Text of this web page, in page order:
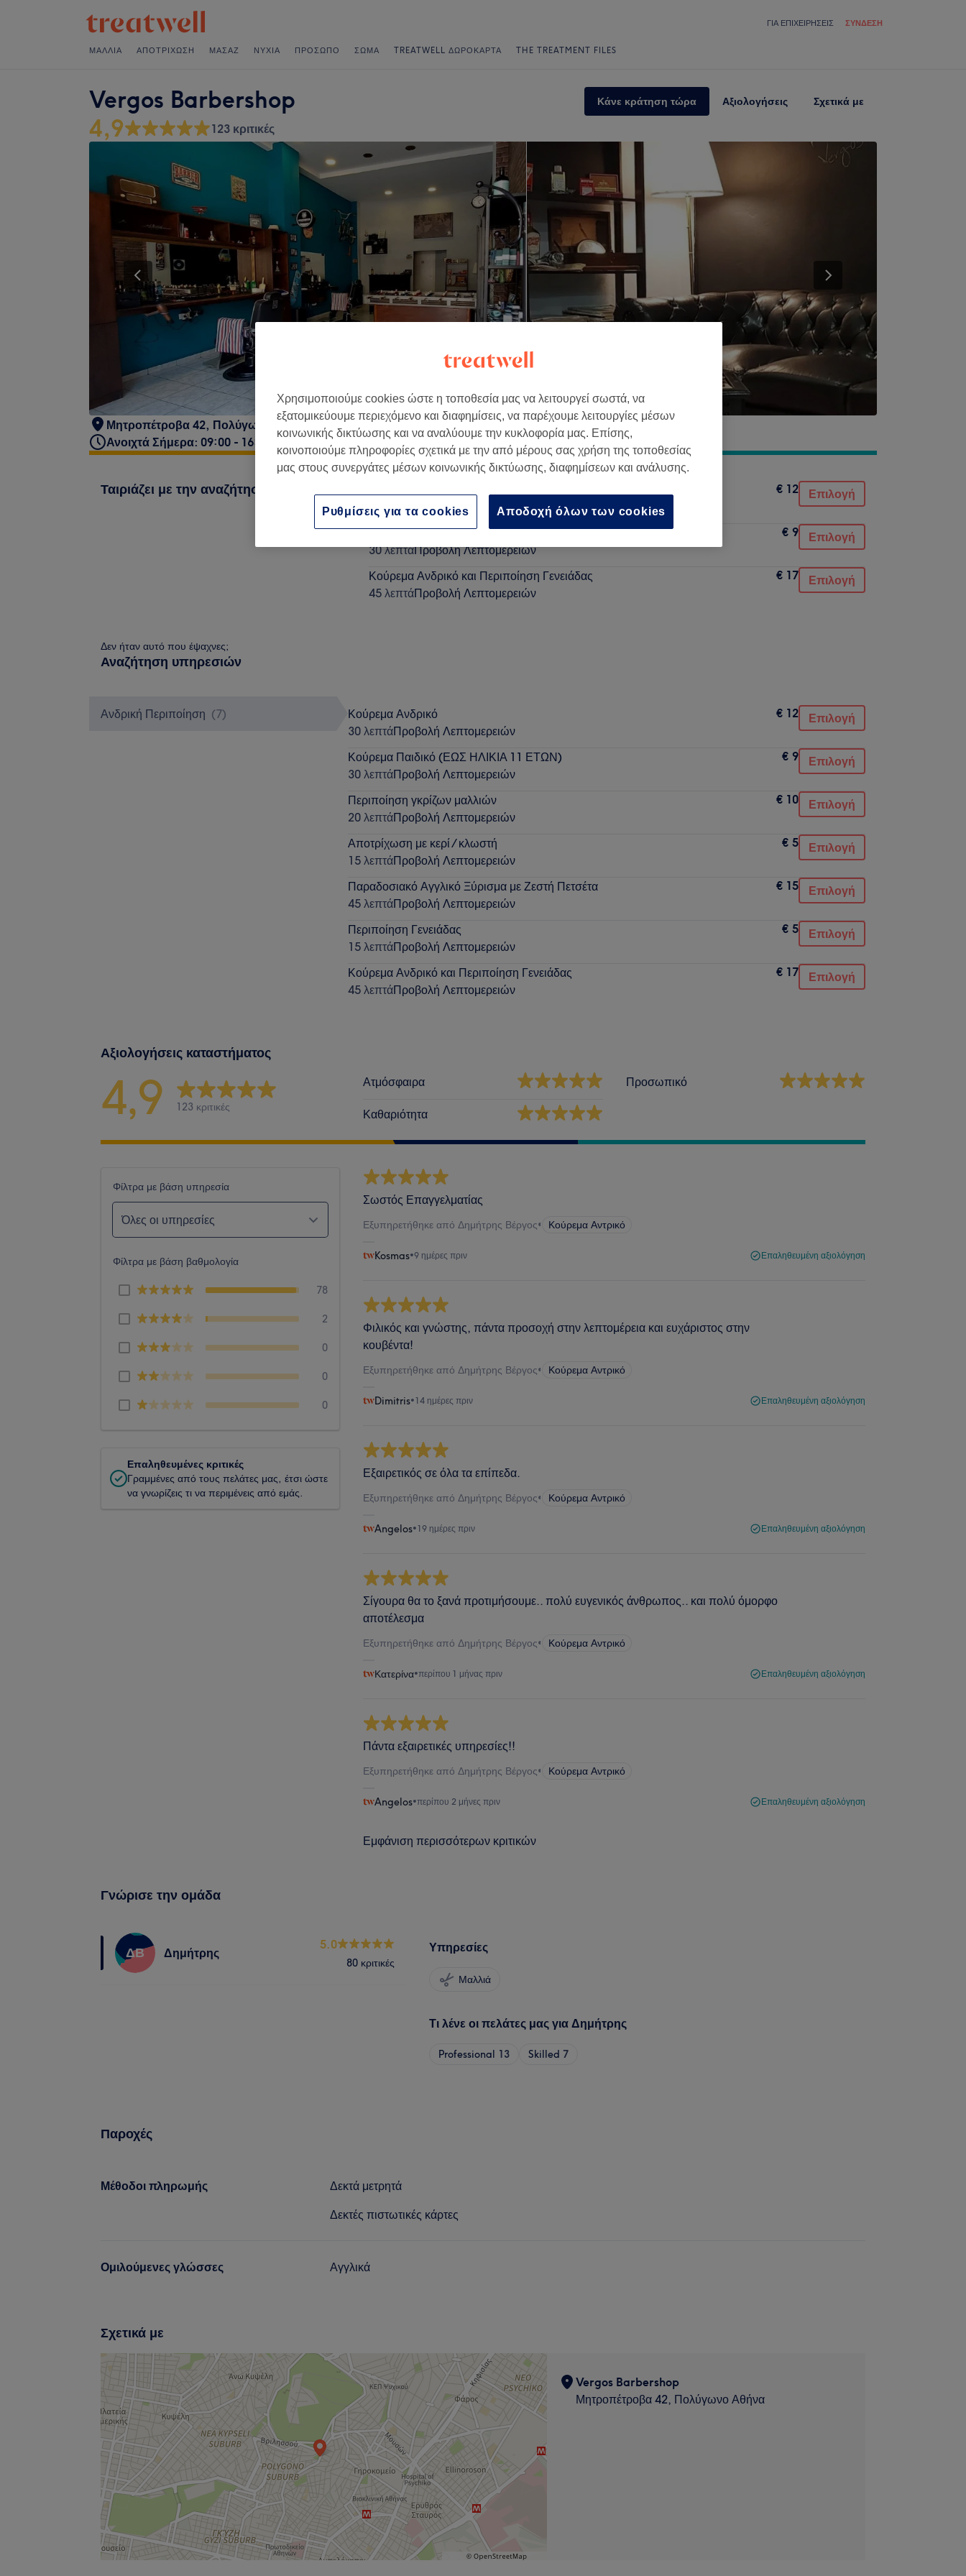
ΓΙΑ ΕΠΙΧΕΙΡΉΣΕΙΣ ΣΎΝΔΕΣΗ
ΜΑΛΛΙΆ ΑΠΟΤΡΊΧΩΣΗ ΜΑΣΆΖ ΝΎΧΙΑ ΠΡΌΣΩΠΟ ΣΏΜΑ TREATWELL ΔΩΡΟΚΆΡΤΑ THE TREATMENT FILES
Vergos Barbershop Κάνε κράτηση τώρα Αξιολογήσεις Σχετικά με
4,9 123 κριτικές
Μητροπέτροβα 42, Πολύγωνο Αθήνα
Ανοιχτά Σήμερα: 09:00 - 16:00
Ταιριάζει με την αναζήτησή σου
30 λεπτάΠροβολή Λεπτομερειών
€ 12 Επιλογή
Κούρεμα Παιδικό (ΕΩΣ ΗΛΙΚΙΑ 11 ΕΤΩΝ)
30 λεπτάΠροβολή Λεπτομερειών
€ 9 Επιλογή
Κούρεμα Ανδρικό και Περιποίηση Γενειάδας
45 λεπτάΠροβολή Λεπτομερειών
€ 17 Επιλογή
Δεν ήταν αυτό που έψαχνες;
Αναζήτηση υπηρεσιών
Ανδρική Περιποίηση (7)
Κούρεμα Ανδρικό
30 λεπτάΠροβολή Λεπτομερειών
€ 12 Επιλογή
Κούρεμα Παιδικό (ΕΩΣ ΗΛΙΚΙΑ 11 ΕΤΩΝ)
30 λεπτάΠροβολή Λεπτομερειών
€ 9 Επιλογή
Περιποίηση γκρίζων μαλλιών
20 λεπτάΠροβολή Λεπτομερειών
€ 10 Επιλογή
Αποτρίχωση με κερί / κλωστή
15 λεπτάΠροβολή Λεπτομερειών
€ 5 Επιλογή
Παραδοσιακό Αγγλικό Ξύρισμα με Ζεστή Πετσέτα
45 λεπτάΠροβολή Λεπτομερειών
€ 15 Επιλογή
Περιποίηση Γενειάδας
15 λεπτάΠροβολή Λεπτομερειών
€ 5 Επιλογή
Κούρεμα Ανδρικό και Περιποίηση Γενειάδας
45 λεπτάΠροβολή Λεπτομερειών
€ 17 Επιλογή
Αξιολογήσεις καταστήματος
4,9 123 κριτικές
Ατμόσφαιρα
Καθαριότητα
Προσωπικό
Φίλτρα με βάση υπηρεσία
Όλες οι υπηρεσίες
Φίλτρα με βάση βαθμολογία
78
2
0
0
0
Επαληθευμένες κριτικές
Γραμμένες από τους πελάτες μας, έτσι ώστε
να γνωρίζεις τι να περιμένεις από εμάς.
Σωστός Επαγγελματίας
Εξυπηρετήθηκε από Δημήτρης Βέργος• Κούρεμα Αντρικό
Kosmas•9 ημέρες πριν Επαληθευμένη αξιολόγηση
Φιλικός και γνώστης, πάντα προσοχή στην λεπτομέρεια και ευχάριστος στην
κουβέντα!
Εξυπηρετήθηκε από Δημήτρης Βέργος• Κούρεμα Αντρικό
Dimitris•14 ημέρες πριν Επαληθευμένη αξιολόγηση
Εξαιρετικός σε όλα τα επίπεδα.
Εξυπηρετήθηκε από Δημήτρης Βέργος• Κούρεμα Αντρικό
Angelos•19 ημέρες πριν Επαληθευμένη αξιολόγηση
Σίγουρα θα το ξανά προτιμήσουμε.. πολύ ευγενικός άνθρωπος.. και πολύ όμορφο
αποτέλεσμα
Εξυπηρετήθηκε από Δημήτρης Βέργος• Κούρεμα Αντρικό
Κατερίνα•περίπου 1 μήνας πριν Επαληθευμένη αξιολόγηση
Πάντα εξαιρετικές υπηρεσίες!!
Εξυπηρετήθηκε από Δημήτρης Βέργος• Κούρεμα Αντρικό
Angelos•περίπου 2 μήνες πριν Επαληθευμένη αξιολόγηση
Εμφάνιση περισσότερων κριτικών
Γνώρισε την ομάδα
ΔΒ Δημήτρης
5.0
80 κριτικές
Υπηρεσίες
Μαλλιά
Τι λένε οι πελάτες μας για Δημήτρης
Professional 13 Skilled 7
Παροχές
Μέθοδοι πληρωμής
Δεκτά μετρητά
Δεκτές πιστωτικές κάρτες
Ομιλούμενες γλώσσες Αγγλικά
Σχετικά με
Vergos Barbershop
Μητροπέτροβα 42, Πολύγωνο Αθήνα
Χρησιμοποιούμε cookies ώστε η τοποθεσία μας να λειτουργεί σωστά, να
εξατομικεύουμε περιεχόμενο και διαφημίσεις, να παρέχουμε λειτουργίες μέσων
κοινωνικής δικτύωσης και να αναλύουμε την κυκλοφορία μας. Επίσης,
κοινοποιούμε πληροφορίες σχετικά με την από μέρους σας χρήση της τοποθεσίας
μας στους συνεργάτες μέσων κοινωνικής δικτύωσης, διαφημίσεων και ανάλυσης.
Αποδοχή όλων των cookies
Ρυθμίσεις για τα cookies